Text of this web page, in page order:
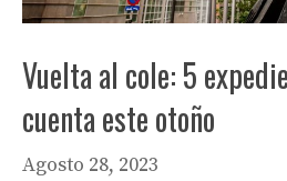
Vuelta al cole: 5
cuenta este otoño
Agosto 28, 2023